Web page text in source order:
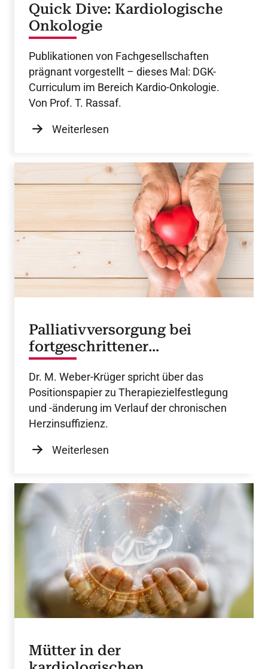
Quick Dive: Kardiologische
Onkologie
Publikationen von Fachgesellschaften
prägnant vorgestellt – dieses Mal: DGK-
Curriculum im Bereich Kardio-Onkologie.
Von Prof. T. Rassaf.
Weiterlesen
Palliativversorgung bei
fortgeschrittener
Herzinsuffizienz
Dr. M. Weber-Krüger spricht über das
Positionspapier zu Therapiezielfestlegung
und -änderung im Verlauf der chronischen
Herzinsuffizienz.
Weiterlesen
Mütter in der